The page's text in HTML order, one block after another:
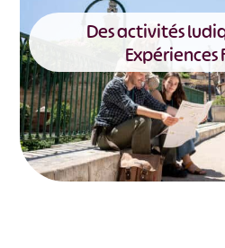
Des activités
Expériences